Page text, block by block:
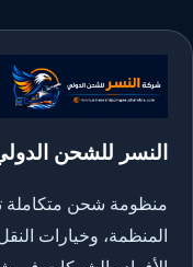
النسر للشحن
منظومة شحن متكاملة
المنظمة، وخيارات